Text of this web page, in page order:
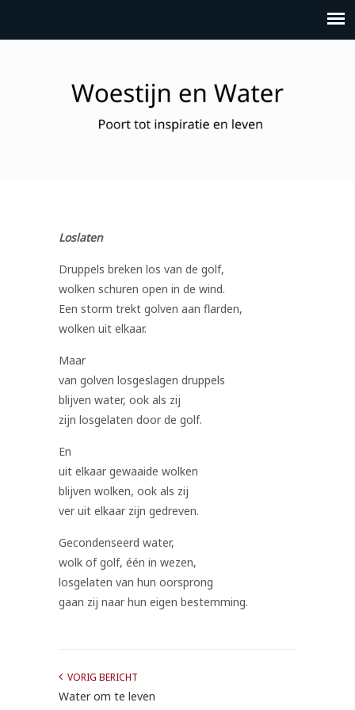
Loslaten
Druppels breken los van de golf,
wolken schuren open in de wind.
Een storm trekt golven aan flarden,
wolken uit elkaar.
Maar
van golven losgeslagen druppels
blijven water, ook als zij
zijn losgelaten door de golf.
En
uit elkaar gewaaide wolken
blijven wolken, ook als zij
ver uit elkaar zijn gedreven.
Gecondenseerd water,
wolk of golf, één in wezen,
losgelaten van hun oorsprong
gaan zij naar hun eigen bestemming.
VORIG BERICHT
Water om te leven